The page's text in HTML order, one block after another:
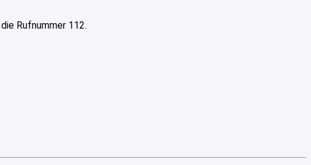
Rufnummer 112.